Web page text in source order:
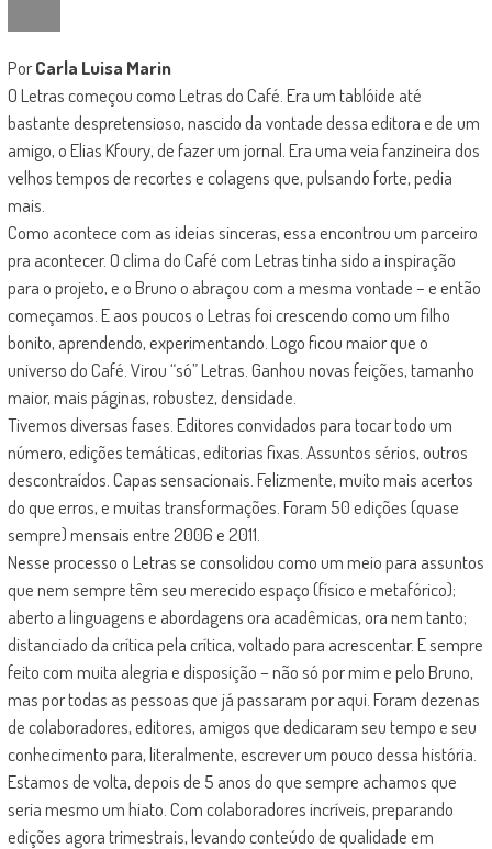
PorCarla Luisa Marin
O Letras começou como Letras do Café. Era um tablóide até
bastante despretensioso, nascido da vontade dessa editora e de um
amigo, o Elias Kfoury, de fazer um jornal. Era uma veia fanzineira dos
velhos tempos de recortes e colagens que, pulsando forte, pedia
mais.
Como acontece com as ideias sinceras, essa encontrou um parceiro
pra acontecer. O clima do Café com Letras tinha sido a inspiração
para o projeto, e o Bruno o abraçou com a mesma vontade – e então
começamos. E aos poucos o Letras foi crescendo como um filho
bonito, aprendendo, experimentando. Logo ficou maior que o
universo do Café. Virou “só” Letras. Ganhou novas feições, tamanho
maior, mais páginas, robustez, densidade.
Tivemos diversas fases. Editores convidados para tocar todo um
número, edições temáticas, editorias fixas. Assuntos sérios, outros
descontraídos. Capas sensacionais. Felizmente, muito mais acertos
do que erros, e muitas transformações. Foram 50 edições (quase
sempre) mensais entre 2006 e 2011.
Nesse processo o Letras se consolidou como um meio para assuntos
que nem sempre têm seu merecido espaço (físico e metafórico);
aberto a linguagens e abordagens ora acadêmicas, ora nem tanto;
distanciado da crítica pela crítica, voltado para acrescentar. E sempre
feito com muita alegria e disposição – não só por mim e pelo Bruno,
mas por todas as pessoas que já passaram por aqui. Foram dezenas
de colaboradores, editores, amigos que dedicaram seu tempo e seu
conhecimento para, literalmente, escrever um pouco dessa história.
Estamos de volta, depois de 5 anos do que sempre achamos que
seria mesmo um hiato. Com colaboradores incríveis, preparando
edições agora trimestrais, levando conteúdo de qualidade em